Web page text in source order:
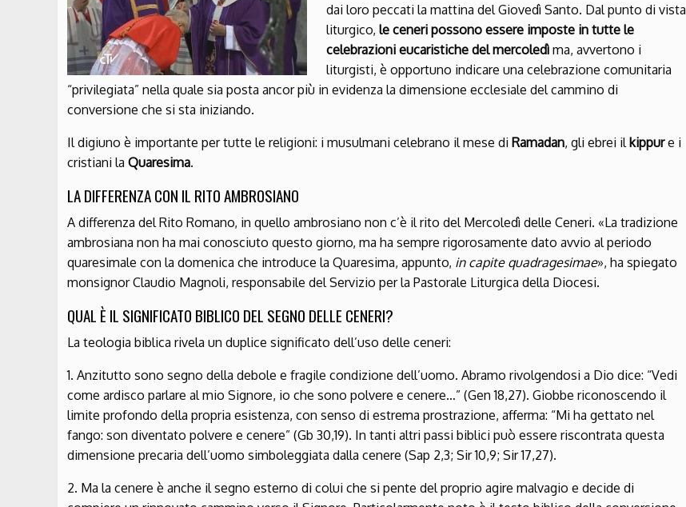
dai loro peccati la mattina del Giovedì Santo. Dal punto di vista
liturgico, le ceneri possono essere imposte in tutte le
celebrazioni eucaristiche del mercoledì ma, avvertono i
liturgisti, è opportuno indicare una celebrazione comunitaria
“privilegiata” nella quale sia posta ancor più in evidenza la dimensione ecclesiale del cammino di
conversione che si sta iniziando.
Il digiuno è importante per tutte le religioni: i musulmani celebrano il mese di Ramadan, gli ebrei il kippure i
cristiani la Quaresima.
LA DIFFERENZA CON IL RITO AMBROSIANO
A differenza del Rito Romano, in quello ambrosiano non c’è il rito del Mercoledì delle Ceneri. «La tradizione
ambrosiana non ha mai conosciuto questo giorno, ma ha sempre rigorosamente dato avvio al periodo
quaresimale con la domenica che introduce la Quaresima, appunto, in capite quadragesimae», ha spiegato
monsignor Claudio Magnoli, responsabile del Servizio per la Pastorale Liturgica della Diocesi.
QUAL È IL SIGNIFICATO BIBLICO DEL SEGNO DELLE CENERI?
La teologia biblica rivela un duplice significato dell’uso delle ceneri:
1. Anzitutto sono segno della debole e fragile condizione dell’uomo. Abramo rivolgendosi a Dio dice: “Vedi
come ardisco parlare al mio Signore, io che sono polvere e cenere…” (Gen 18,27). Giobbe riconoscendo il
limite profondo della propria esistenza, con senso di estrema prostrazione, afferma: “Mi ha gettato nel
fango: son diventato polvere e cenere” (Gb 30,19). In tanti altri passi biblici può essere riscontrata questa
dimensione precaria dell’uomo simboleggiata dalla cenere (Sap 2,3; Sir 10,9; Sir 17,27).
2. Ma la cenere è anche il segno esterno di colui che si pente del proprio agire malvagio e decide di